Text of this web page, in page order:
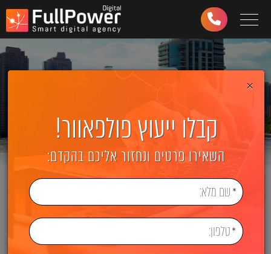
Toggle navigation
03-
6499-
997 ×
קבלו ייעוץ פולפאוור!
השאירו פרטים ונחזור אליכם בהקדם: